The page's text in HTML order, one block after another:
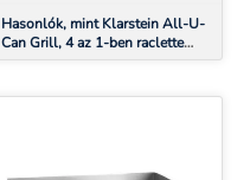
Hasonlók, mint Klarstein All-U-
Can Grill, 4 az 1-ben raclette
grill, 1500 W, 8 személyre,